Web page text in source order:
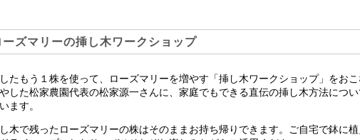
ーズマリーの挿し木ワークショップ
たもう１株を使って、ローズマリーを増やす「挿し木ワークショップ」をお
した松家農園代表の松家源一さんに、家庭でもできる直伝の挿し木方法につ
ます。
木で残ったローズマリーの株はそのままお持ち帰りできます。ご自宅で鉢に